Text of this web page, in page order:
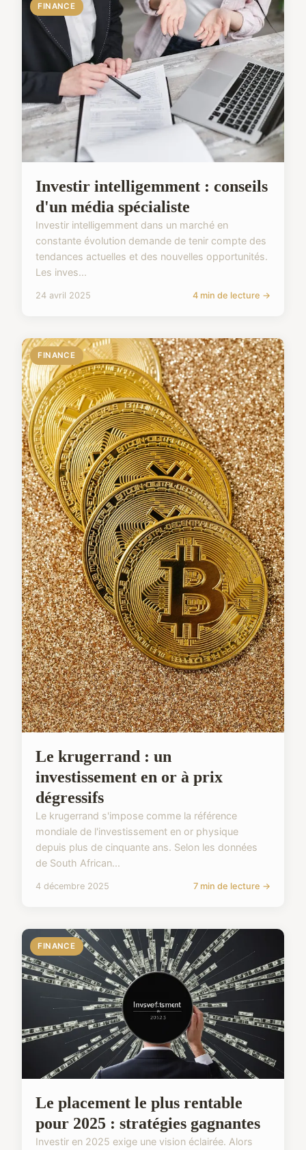
FINANCE
Investir intelligemment : conseils
d'un média spécialiste
Investir intelligemment dans un marché en
constante évolution demande de tenir compte des
tendances actuelles et des nouvelles opportunités.
Les inves...
24 avril 2025 4 min de lecture →
FINANCE
Le krugerrand : un
investissement en or à prix
dégressifs
Le krugerrand s'impose comme la référence
mondiale de l'investissement en or physique
depuis plus de cinquante ans. Selon les données
de South African...
4 décembre 2025 7 min de lecture →
FINANCE
Le placement le plus rentable
pour 2025 : stratégies gagnantes
Investir en 2025 exige une vision éclairée. Alors